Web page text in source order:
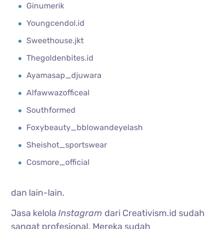
Ginumerik
Youngcendol.id
Sweethouse.jkt
Thegoldenbites.id
Ayamasap_djuwara
Alfawwazofficeal
Southformed
Foxybeauty_bblowandeyelash
Sheishot_sportswear
Cosmore_official
dan lain-lain.
Jasa kelolaInstagram dari Creativism.id sudah
sangat profesional. Mereka sudah